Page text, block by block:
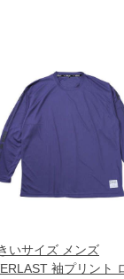
いサイズ メンズ
袖プリント